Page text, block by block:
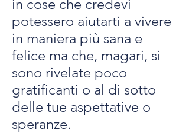
in cose che credevi
potessero aiutarti a vivere
in maniera più sana e
felice ma che, magari, si
sono rivelate poco
gratificanti o al di sotto
delle tue aspettative o
speranze.